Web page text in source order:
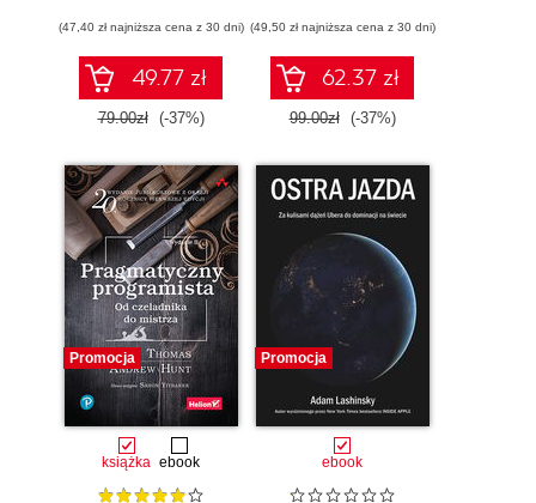
wnioski i opanuj
zaawansowany
SQL na potrzeby
praktycznych
zastosowań.
(47,40 zł najniższa cena z 30 dni)
49.77 zł
79.00zł (-37%)
wieloagentowych
(49,50 zł najniższa cena z 30 dni)
62.37 zł
99.00zł (-37%)
Promocja
książka ebook
Promocja
ebook